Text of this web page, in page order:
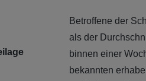
Betroffene der
als der
binnen einer
bekannten